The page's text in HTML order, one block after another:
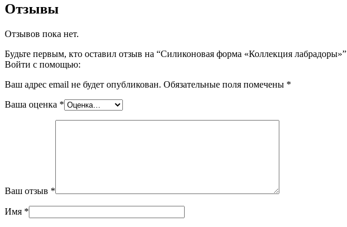
Отзывы
Отзывов пока нет.
Будьте первым, кто оставил отзыв на “Силиконовая форма «Коллекция лабрадоры»”
Войти с помощью:
Ваш адрес email не будет опубликован. Обязательные поля помечены *
Ваша оценка *
Ваш отзыв *
Имя *